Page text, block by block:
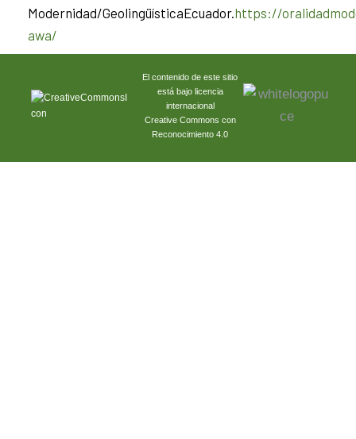
Modernidad/GeolingüísticaEcuador.https://
awa/
El contenido de este sitio
está bajo licencia
internacional
Creative Commons con
Reconocimiento 4.0